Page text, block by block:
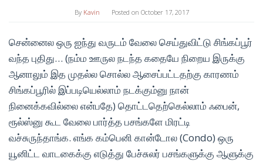
By Kavin Posted on October 17, 2017
சென்னைல ஒரு ஐந்து வருடம் வேலை செய்துவிட்டு சிங்கப்பூர்
வந்த புதிது… (நம்ம ஊருல நடந்த கதையே நிறைய இருக்கு
ஆனாலும் இத முதல்ல சொல்ல ஆசைப்பட்டதற்கு காரணம்
சிங்கப்பூரில் இப்படியெல்லாம் நடக்கும்னு நான்
நினைக்கவில்லை என்பதே) தொட்டதெற்கெல்லாம் ஃபைன்,
ரூல்ஸ்னு கூட வேலை பார்த்த பசங்களே மிரட்டி
வச்சுருந்தாங்க. எங்க கம்பெனி கான்டோல (Condo) ஒரு
யூனிட்ட வாடகைக்கு எடுத்து பேச்சுலர் பசங்களுக்கு ஆளுக்கு